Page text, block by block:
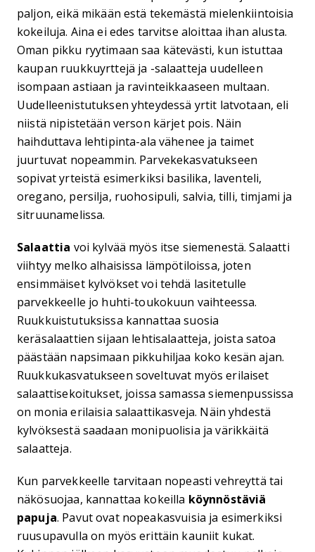
paljon, eikä mikään estä tekemästä mielenkiintoisia
kokeiluja. Aina ei edes tarvitse aloittaa ihan alusta.
Oman pikku ryytimaan saa kätevästi, kun istuttaa
kaupan ruukkuyrttejä ja -salaatteja uudelleen
isompaan astiaan ja ravinteikkaaseen multaan.
Uudelleenistutuksen yhteydessä yrtit latvotaan, eli
niistä nipistetään verson kärjet pois. Näin
haihduttava lehtipinta-ala vähenee ja taimet
juurtuvat nopeammin. Parvekekasvatukseen
sopivat yrteistä esimerkiksi basilika, laventeli,
oregano, persilja, ruohosipuli, salvia, tilli, timjami ja
sitruunamelissa.
Salaattia voi kylvää myös itse siemenestä. Salaatti
viihtyy melko alhaisissa lämpötiloissa, joten
ensimmäiset kylvökset voi tehdä lasitetulle
parvekkeelle jo huhti-toukokuun vaihteessa.
Ruukkuistutuksissa kannattaa suosia
keräsalaattien sijaan lehtisalaatteja, joista satoa
päästään napsimaan pikkuhiljaa koko kesän ajan.
Ruukkukasvatukseen soveltuvat myös erilaiset
salaattisekoitukset, joissa samassa siemenpussissa
on monia erilaisia salaattikasveja. Näin yhdestä
kylvöksestä saadaan monipuolisia ja värikkäitä
salaatteja.
Kun parvekkeelle tarvitaan nopeasti vehreyttä tai
näkösuojaa, kannattaa kokeilla köynnöstäviä
papuja. Pavut ovat nopeakasvuisia ja esimerkiksi
ruusupavulla on myös erittäin kauniit kukat.